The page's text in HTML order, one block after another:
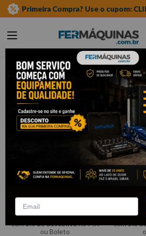
Primeira Compra? Use o cupom:
ferramentas manuais
cabo de força para soquetes
Cabo De Força Para
Filtrar
Cabo de Força T 3/4" x 18"
Por:R$88,21/cada
com5% de descontono PIX
ou Boleto
Cabo de
Por:R$
com5%